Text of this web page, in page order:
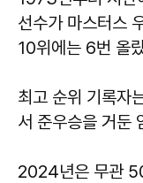
선수가 마스터스
10위에는 6번 올
최고 순위 기록자
서 준우승을 거둔
2024년은 무관